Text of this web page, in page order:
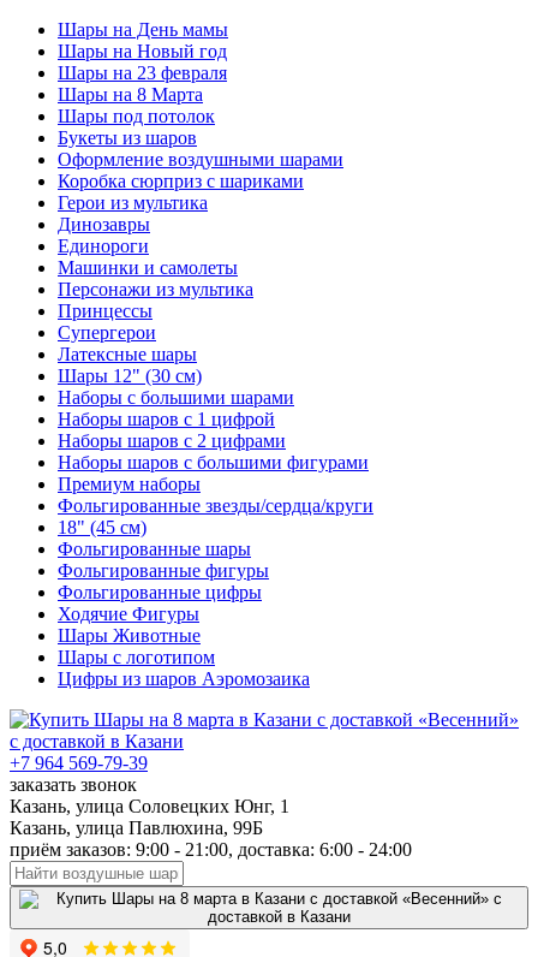
Шары на День мамы
Шары на Новый год
Шары на 23 февраля
Шары на 8 Марта
Шары под потолок
Букеты из шаров
Оформление воздушными шарами
Коробка сюрприз с шариками
Герои из мультика
Динозавры
Единороги
Машинки и самолеты
Персонажи из мультика
Принцессы
Супергерои
Латексные шары
Шары 12" (30 см)
Наборы с большими шарами
Наборы шаров с 1 цифрой
Наборы шаров с 2 цифрами
Наборы шаров с большими фигурами
Премиум наборы
Фольгированные звезды/сердца/круги
18" (45 см)
Фольгированные шары
Фольгированные фигуры
Фольгированные цифры
Ходячие Фигуры
Шары Животные
Шары с логотипом
Цифры из шаров Аэромозаика
+7 964 569-79-39
заказать звонок
Казань, улица Соловецких Юнг, 1
Казань, улица Павлюхина, 99Б
приём заказов: 9:00 - 21:00, доставка: 6:00 - 24:00